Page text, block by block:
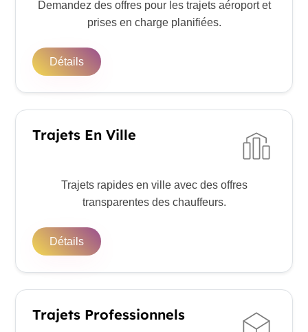
Demandez des offres pour les trajets aéroport et
prises en charge planifiées.
Détails
Trajets En Ville
Trajets rapides en ville avec des offres
transparentes des chauffeurs.
Détails
Trajets Professionnels